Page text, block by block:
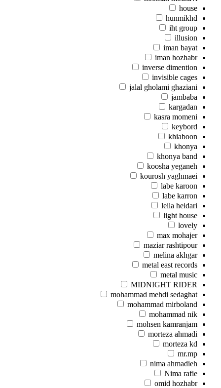
house
hunmikhd
iht group
illusion
iman bayat
iman hozhabr
inverse dimention
invisible cages
jalal gholami ghaziani
jambaba
kargadan
kasra momeni
keybord
khiaboon
khonya
khonya band
koosha yeganeh
kourosh yaghmaei
labe karoon
labe karron
leila heidari
light house
lovely
max mohajer
maziar rashtipour
melina akhgar
metal east records
metal music
MIDNIGHT RIDER
mohammad mehdi sedaghat
mohammad mirboland
mohammad nik
mohsen kamranjam
morteza ahmadi
morteza kd
mr.mp
nima ahmadieh
Nima rafie
omid hozhabr